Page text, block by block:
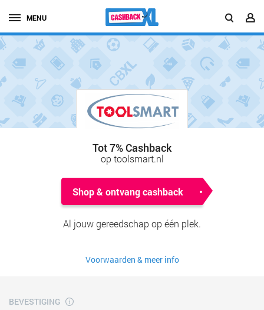
MENU
Tot 7% Cashback
op toolsmart.nl
Shop & ontvang cashback
Al jouw gereedschap op één plek.
Voorwaarden & meer info
BEVESTIGING